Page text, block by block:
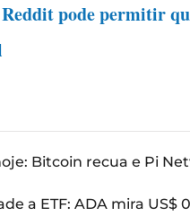
pode permitir
Bitcoin recua e Pi
a ETF: ADA mira US$